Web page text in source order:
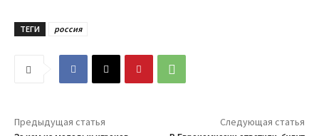
ТЕГИ россия
Предыдущая статья Следующая статья